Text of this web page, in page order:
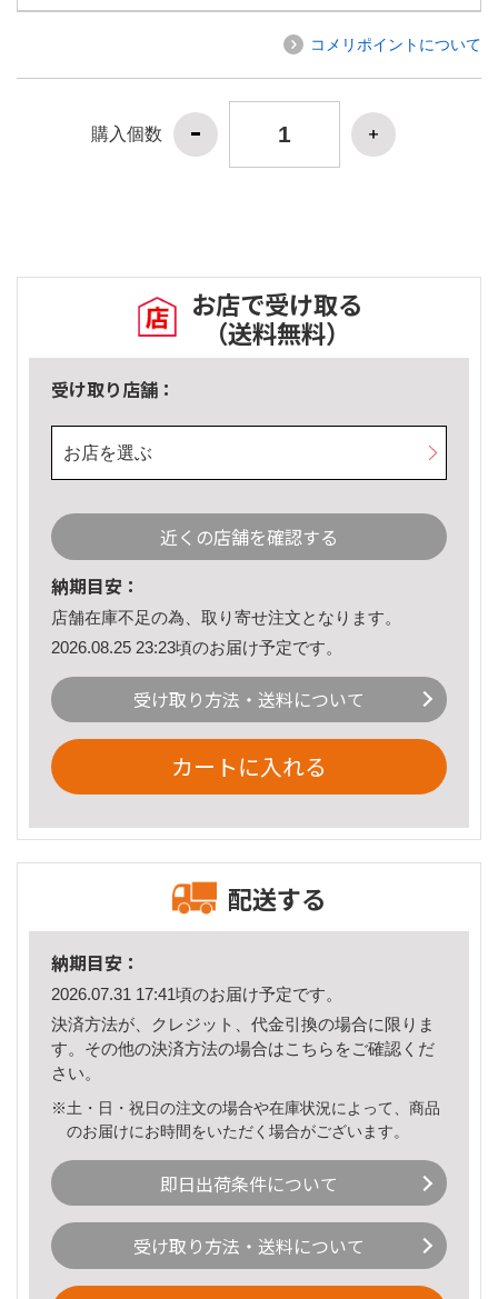
コメリポイントについて
購入個数
お店で受け取る
（送料無料）
受け取り店舗：
お店を選ぶ
近くの店舗を確認する
納期目安：
店舗在庫不足の為、取り寄せ注文となります。
2026.08.25 23:23頃のお届け予定です。
受け取り方法・送料について
カートに入れる
配送する
納期目安：
2026.07.31 17:41頃のお届け予定です。
決済方法が、クレジット、代金引換の場合に限りま
す。その他の決済方法の場合はこちら をご確認くだ
さい。
※土・日・祝日の注文の場合や在庫状況によって、商品
のお届けにお時間をいただく場合がございます。
即日出荷条件について
受け取り方法・送料について